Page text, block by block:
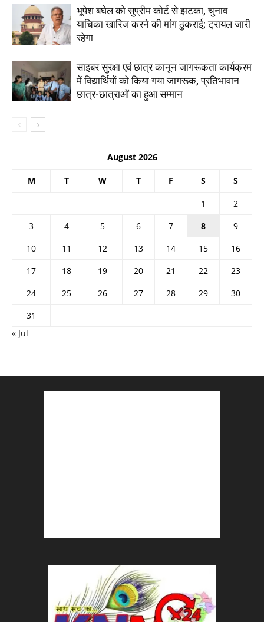
भूपेश बघेल को सुप्रीम कोर्ट से झटका, चुनाव
याचिका खारिज करने की मांग ठुकराई; ट्रायल जारी
रहेगा
साइबर सुरक्षा एवं छात्र कानून जागरूकता कार्यक्रम
में विद्यार्थियों को किया गया जागरूक, प्रतिभावान
छात्र-छात्राओं का हुआ सम्मान
August 2026
M T W T F S S
1
2
3
4 5 6 7 8
9
10
11 12 13 14 15
16
17
18 19 20 21 22
23
24
25 26 27 28 29
30
31
« Jul